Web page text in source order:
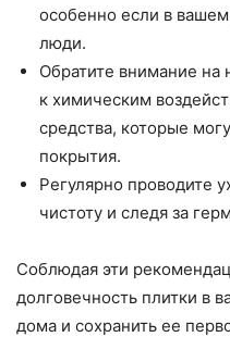
особенно если в
люди.
Обратите внимание на
к химическим
средства, которые
покрытия.
Регулярно проводите
чистоту и следя за
Соблюдая эти
долговечность плитки в
дома и сохранить ее